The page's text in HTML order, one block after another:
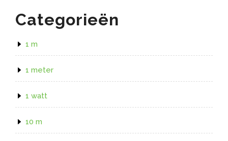
Categorieën
1 m
1 meter
1 watt
10 m